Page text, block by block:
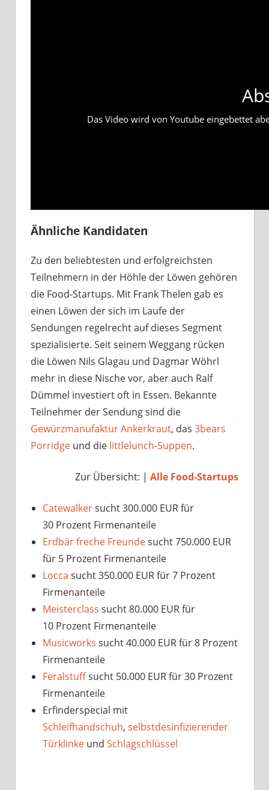
Das Video wird von Youtube eingebettet
Ähnliche Kandidaten
Zu den beliebtesten und erfolgreichsten
Teilnehmern in der Höhle der Löwen gehören
die Food-Startups. Mit Frank Thelen gab es
einen Löwen der sich im Laufe der
Sendungen regelrecht auf dieses Segment
spezialisierte. Seit seinem Weggang rücken
die Löwen Nils Glagau und Dagmar Wöhrl
mehr in diese Nische vor, aber auch Ralf
Dümmel investiert oft in Essen. Bekannte
Teilnehmer der Sendung sind die
Gewürzmanufaktur Ankerkraut, das 3bears
Porridge und die littlelunch-Suppen.
Zur Übersicht: | Alle Food-Startups
Catewalkersucht 300.000 EUR für
30 Prozent Firmenanteile
Erdbär freche Freundesucht 750.000 EUR
für 5 Prozent Firmenanteile
Locca sucht 350.000 EUR für 7 Prozent
Firmenanteile
Meisterclass sucht 80.000 EUR für
10 Prozent Firmenanteile
Musicworks sucht 40.000 EUR für 8 Prozent
Firmenanteile
Feralstuffsucht 50.000 EUR für 30 Prozent
Firmenanteile
Erfinderspecial mit
Schleifhandschuh, selbstdesinfizierender
Türklinke und Schlagschlüssel